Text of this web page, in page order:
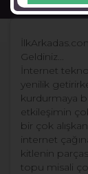
Dul Partner
Geldiniz...
İnternet
yenilik
kurdurmaya
etkileşimin
bir çok
internet
kitlenin
topu misali